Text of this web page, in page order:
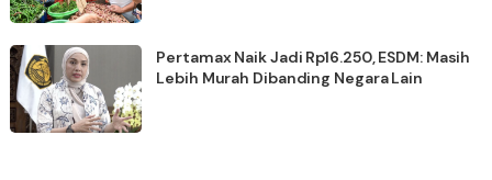
Pertamax Naik Jadi Rp16.250, ESDM: Masih
Lebih Murah Dibanding Negara Lain